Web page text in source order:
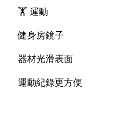
🏋️ 運動
健身房鏡子
器材光滑表面
運動紀錄更方便